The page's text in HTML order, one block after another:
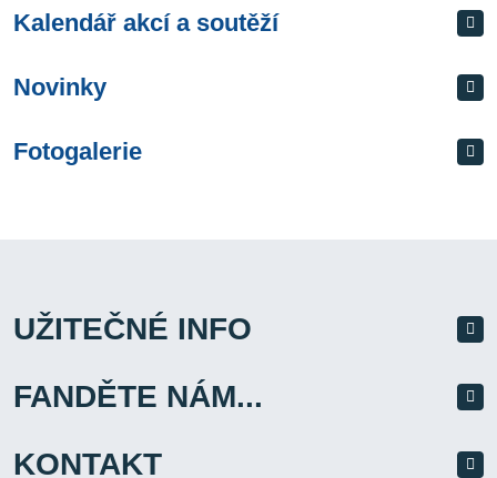
Kalendář akcí a soutěží
Novinky
Fotogalerie
UŽITEČNÉ INFO
FANDĚTE NÁM...
KONTAKT